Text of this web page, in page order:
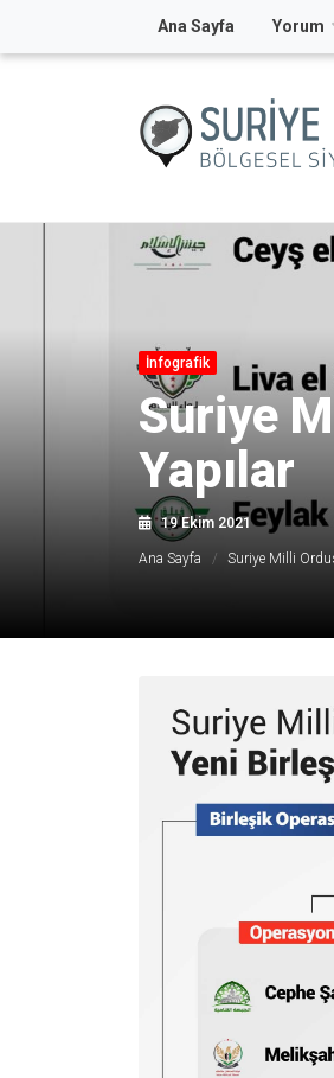
Ana Sayfa Yorum
İnfografik
Suriye
Yapılar
19 Ekim 2021
Ana Sayfa Suriye Milli